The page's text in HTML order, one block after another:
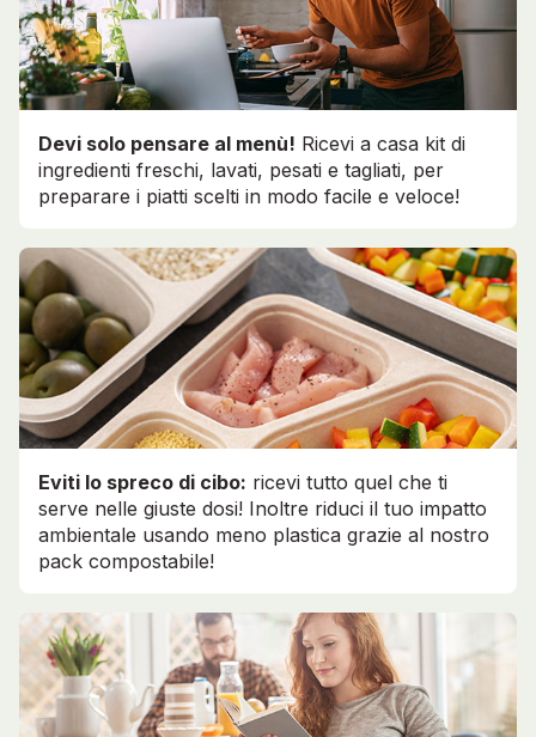
Devi solo pensare al menù! Ricevi a casa kit di
ingredienti freschi, lavati, pesati e tagliati, per
preparare i piatti scelti in modo facile e veloce!
Eviti lo spreco di cibo: ricevi tutto quel che ti
serve nelle giuste dosi! Inoltre riduci il tuo impatto
ambientale usando meno plastica grazie al nostro
pack compostabile!